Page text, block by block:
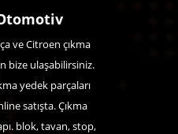
ve Citroen çıkma
bize ulaşabilirsiniz.
yedek parçaları
satışta. Çıkma
blok, tavan, stop,